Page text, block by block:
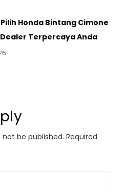
Pilih Honda Bintang Cimone
Terpercaya Anda
not be published. Required